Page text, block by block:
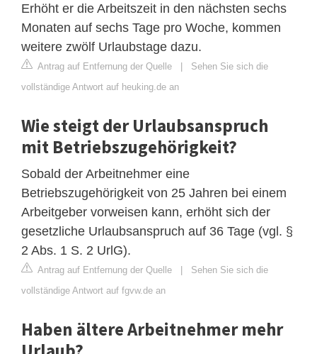
Erhöht er die Arbeitszeit in den nächsten sechs
Monaten auf sechs Tage pro Woche, kommen
weitere zwölf Urlaubstage dazu.
Antrag auf Entfernung der Quelle | Sehen Sie sich die
vollständige Antwort auf heuking.de an
Wie steigt der Urlaubsanspruch
mit Betriebszugehörigkeit?
Sobald der Arbeitnehmer eine
Betriebszugehörigkeit von 25 Jahren bei einem
Arbeitgeber vorweisen kann, erhöht sich der
gesetzliche Urlaubsanspruch auf 36 Tage (vgl. §
2 Abs. 1 S. 2 UrlG).
Antrag auf Entfernung der Quelle | Sehen Sie sich die
vollständige Antwort auf fgvw.de an
Haben ältere Arbeitnehmer mehr